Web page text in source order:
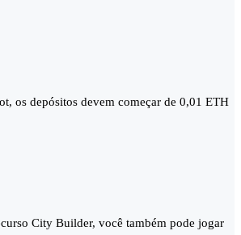
os depósitos devem começar de 0,01 ETH
City Builder, você também pode jogar